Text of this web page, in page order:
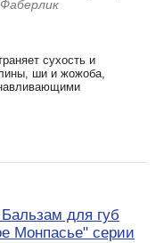
сухость и
ши и жожоба,
для губ
Монпасье" серии